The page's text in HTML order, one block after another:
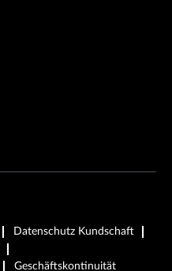
Datenschutz Kundschaft
Geschäftskontinuität